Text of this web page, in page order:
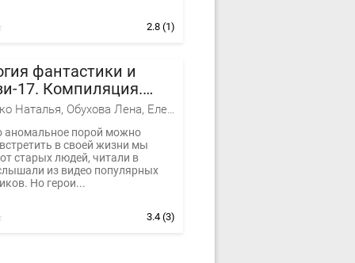
2.8(1)
фантастики и
17. Компиляция.
28
Тимошенко Наталья, Обухова Лена, Елена Обухова
аномальное порой можно
в своей жизни мы
старых людей, читали в
из видео популярных
Но герои...
3.4(3)